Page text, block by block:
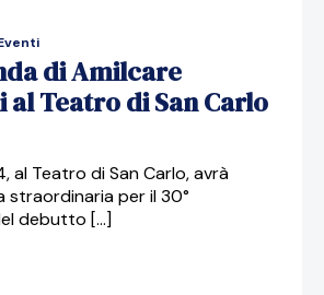
di Amilcare
al Teatro di San Carlo
al Teatro di San Carlo, avrà
straordinaria per il 30°
debutto […]